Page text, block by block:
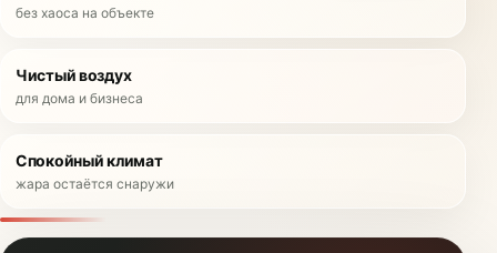
без хаоса на объекте
Чистый воздух
для дома и бизнеса
Спокойный климат
жара остаётся снаружи